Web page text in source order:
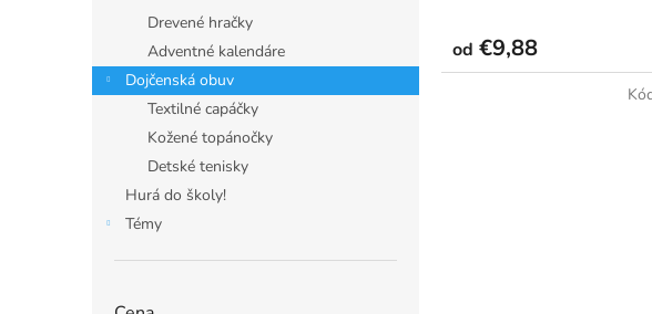
Drevené hračky
Adventné kalendáre
Dojčenská obuv
Textilné capáčky
Kožené topánočky
Detské tenisky
Hurá do školy!
Témy
od €9,88